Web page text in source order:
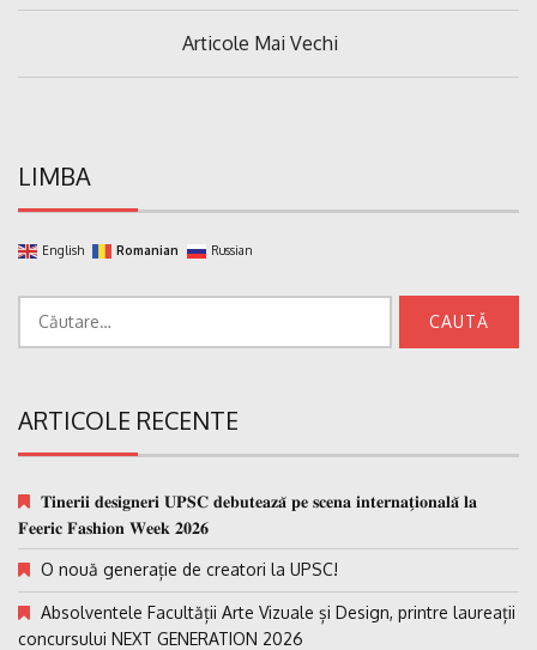
Articole Mai Vechi
LIMBA
English Romanian Russian
după:
ARTICOLE RECENTE
𝐓𝐢𝐧𝐞𝐫𝐢𝐢 𝐝𝐞𝐬𝐢𝐠𝐧𝐞𝐫𝐢 𝐔𝐏𝐒𝐂 𝐝𝐞𝐛𝐮𝐭𝐞𝐚𝐳𝐚̆ 𝐩𝐞 𝐬𝐜𝐞𝐧𝐚 𝐢𝐧𝐭𝐞𝐫𝐧𝐚𝐭̗𝐢𝐨𝐧𝐚𝐥𝐚̆ 𝐥𝐚
𝐅𝐞𝐞𝐫𝐢𝐜 𝐅𝐚𝐬𝐡𝐢𝐨𝐧 𝐖𝐞𝐞𝐤 𝟐𝟎𝟐𝟔
O nouă generație de creatori la UPSC!
Absolventele Facultății Arte Vizuale și Design, printre laureații
concursului NEXT GENERATION 2026